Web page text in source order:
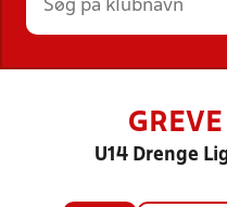
U14 Drenge